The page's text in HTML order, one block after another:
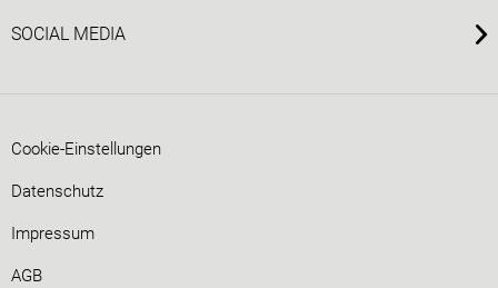
SOCIAL MEDIA
Cookie-Einstellungen
Datenschutz
Impressum
AGB